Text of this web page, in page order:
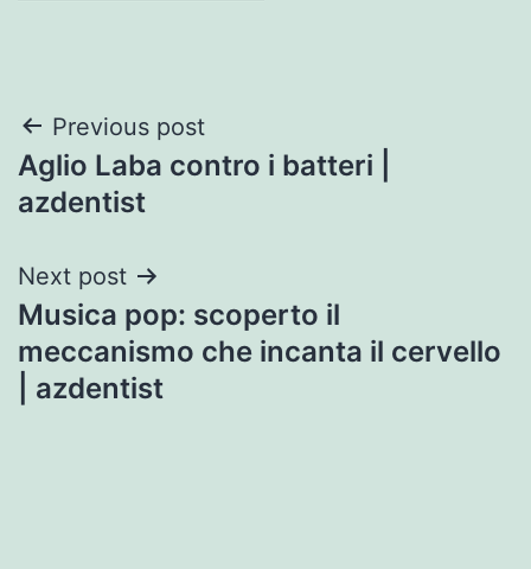
Post
navigation
Previous post
Aglio Laba contro i batteri |
azdentist
Next post
Musica pop: scoperto il
meccanismo che incanta il cervello
| azdentist